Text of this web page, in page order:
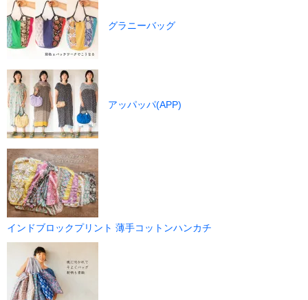
グラニーバッグ
アッパッパ(APP)
インドブロックプリント 薄手コットンハンカチ